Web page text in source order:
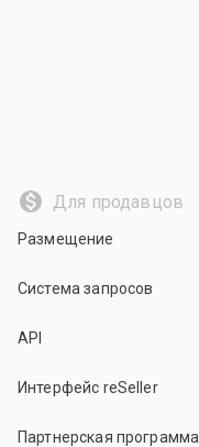
Для продавцов
Размещение
Система запросов
API
Интерфейс reSeller
Партнерская программа